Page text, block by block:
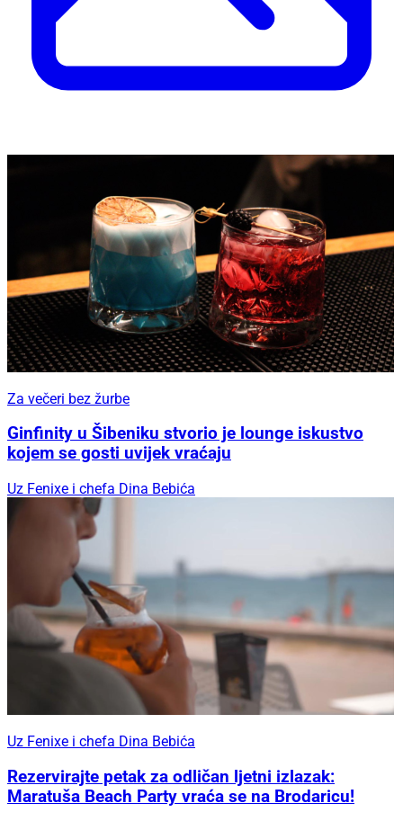
Za večeri bez žurbe
Ginfinity u Šibeniku stvorio je lounge iskustvo
kojem se gosti uvijek vraćaju
Uz Fenixe i chefa Dina Bebića
Uz Fenixe i chefa Dina Bebića
Rezervirajte petak za odličan ljetni izlazak:
Maratuša Beach Party vraća se na Brodaricu!